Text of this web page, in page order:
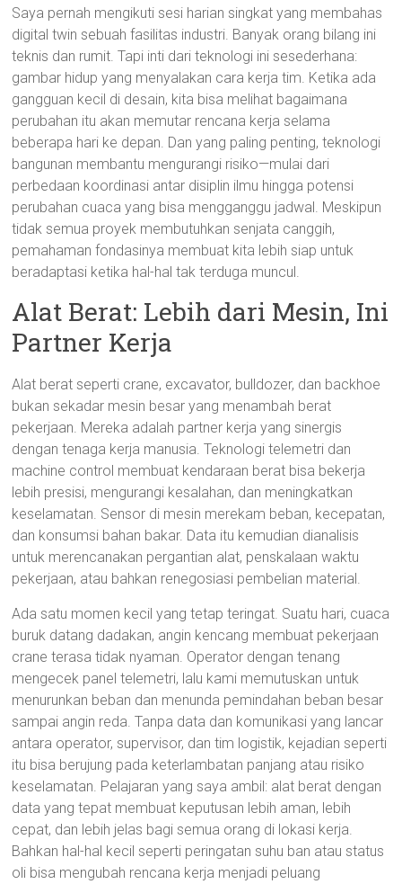
Saya pernah mengikuti sesi harian singkat yang membahas
digital twin sebuah fasilitas industri. Banyak orang bilang ini
teknis dan rumit. Tapi inti dari teknologi ini sesederhana:
gambar hidup yang menyalakan cara kerja tim. Ketika ada
gangguan kecil di desain, kita bisa melihat bagaimana
perubahan itu akan memutar rencana kerja selama
beberapa hari ke depan. Dan yang paling penting, teknologi
bangunan membantu mengurangi risiko—mulai dari
perbedaan koordinasi antar disiplin ilmu hingga potensi
perubahan cuaca yang bisa mengganggu jadwal. Meskipun
tidak semua proyek membutuhkan senjata canggih,
pemahaman fondasinya membuat kita lebih siap untuk
beradaptasi ketika hal-hal tak terduga muncul.
Alat Berat: Lebih dari Mesin, Ini
Partner Kerja
Alat berat seperti crane, excavator, bulldozer, dan backhoe
bukan sekadar mesin besar yang menambah berat
pekerjaan. Mereka adalah partner kerja yang sinergis
dengan tenaga kerja manusia. Teknologi telemetri dan
machine control membuat kendaraan berat bisa bekerja
lebih presisi, mengurangi kesalahan, dan meningkatkan
keselamatan. Sensor di mesin merekam beban, kecepatan,
dan konsumsi bahan bakar. Data itu kemudian dianalisis
untuk merencanakan pergantian alat, penskalaan waktu
pekerjaan, atau bahkan renegosiasi pembelian material.
Ada satu momen kecil yang tetap teringat. Suatu hari, cuaca
buruk datang dadakan, angin kencang membuat pekerjaan
crane terasa tidak nyaman. Operator dengan tenang
mengecek panel telemetri, lalu kami memutuskan untuk
menurunkan beban dan menunda pemindahan beban besar
sampai angin reda. Tanpa data dan komunikasi yang lancar
antara operator, supervisor, dan tim logistik, kejadian seperti
itu bisa berujung pada keterlambatan panjang atau risiko
keselamatan. Pelajaran yang saya ambil: alat berat dengan
data yang tepat membuat keputusan lebih aman, lebih
cepat, dan lebih jelas bagi semua orang di lokasi kerja.
Bahkan hal-hal kecil seperti peringatan suhu ban atau status
oli bisa mengubah rencana kerja menjadi peluang